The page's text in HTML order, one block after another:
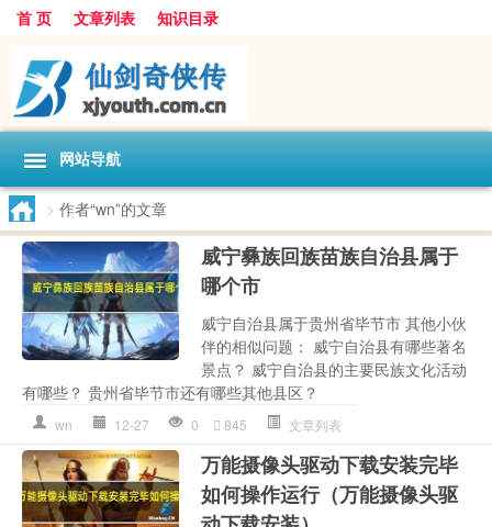
首 页 文章列表 知识目录
网站导航
> 作者“wn”的文章
威宁彝族回族苗族自治县属于
哪个市
威宁自治县属于贵州省毕节市 其他小伙
伴的相似问题： 威宁自治县有哪些著名
景点？ 威宁自治县的主要民族文化活动
有哪些？ 贵州省毕节市还有哪些其他县区？
wn 12-27 0 845 文章列表
万能摄像头驱动下载安装完毕
如何操作运行（万能摄像头驱